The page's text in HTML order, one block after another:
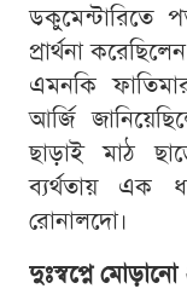
ডকুমেন্টারিতে
প্রার্থনা
এমনকি
আর্জি
ছাড়াই মাঠ
ব্যর্থতায় এক
রোনালদো।
দুঃস্বপ্নে